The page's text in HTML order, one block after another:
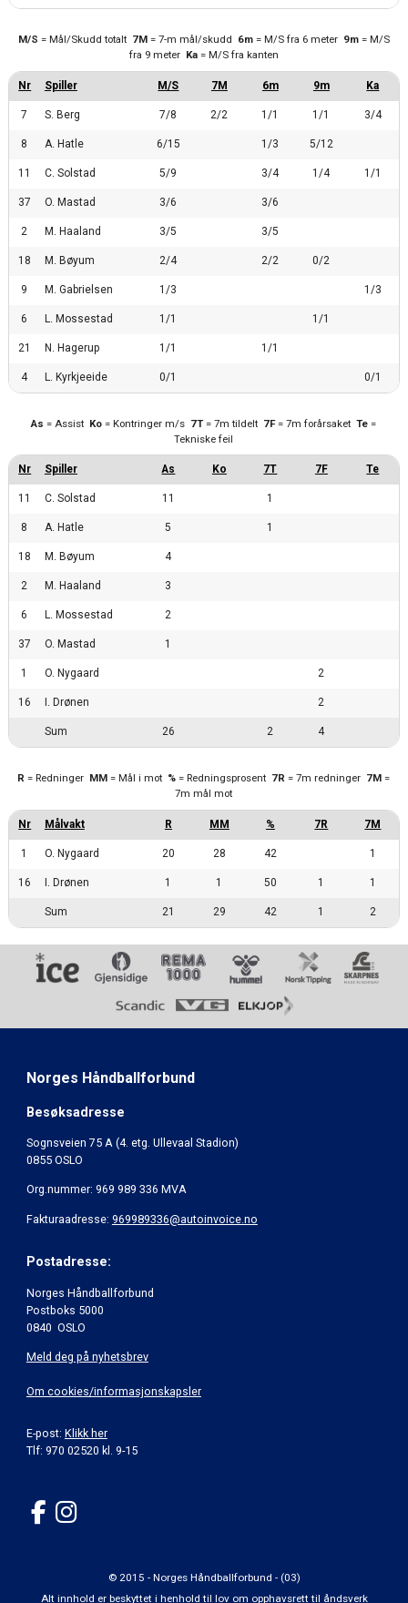
7 S. Berg 7/8 2/2 1/1 1/1 3/4
8 A. Hatle 6/15 1/3 5/12
11 C. Solstad 5/9 3/4 1/4 1/1
37 O. Mastad 3/6 3/6
2 M. Haaland 3/5 3/5
18 M. Bøyum 2/4 2/2 0/2
9 M. Gabrielsen 1/3 1/3
6 L. Mossestad 1/1 1/1
21 N. Hagerup 1/1 1/1
4 L. Kyrkjeeide 0/1 0/1
M/S = Mål/Skudd totalt 7M= 7-m mål/skudd 6m= M/S fra 6 meter 9m= M/S
fra 9 meter Ka= M/S fra kanten
11 C. Solstad 11 1
8 A. Hatle 5 1
18 M. Bøyum 4
2 M. Haaland 3
6 L. Mossestad 2
37 O. Mastad 1
1 O. Nygaard 2
16 I. Drønen 2
Sum 26 2 4
As = Assist Ko = Kontringer m/s 7T = 7m tildelt 7F= 7m forårsaket Te =
Tekniske feil
1 O. Nygaard 20 28 42 1
16 I. Drønen 1 1 50 1 1
Sum 21 29 42 1 2
R = Redninger MM = Mål i mot % = Redningsprosent 7R = 7m redninger 7M =
7m mål mot
Norges Håndballforbund
Besøksadresse
Sognsveien 75 A (4. etg. Ullevaal Stadion)
0855 OSLO
Org.nummer: 969 989 336 MVA
Fakturaadresse: 969989336@autoinvoice.no
Postadresse:
Norges Håndballforbund
Postboks 5000
0840 OSLO
Meld deg på nyhetsbrev
Om cookies/informasjonskapsler
E-post: Klikk her
Tlf: 970 02520 kl. 9-15
© 2015 - Norges Håndballforbund - (03)
Alt innhold er beskyttet i henhold til lov om opphavsrett til åndsverk